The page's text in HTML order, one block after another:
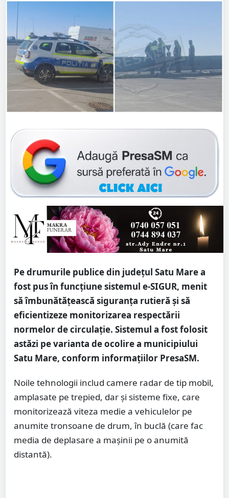
Pe drumurile publice din județul Satu Mare a
fost pus în funcțiune sistemul e-SIGUR, menit
să îmbunătățească siguranța rutieră și să
eficientizeze monitorizarea respectării
normelor de circulație. Sistemul a fost folosit
astăzi pe varianta de ocolire a municipiului
Satu Mare, conform informațiilor PresaSM.
Noile tehnologii includ camere radar de tip mobil,
amplasate pe trepied, dar și sisteme fixe, care
monitorizează viteza medie a vehiculelor pe
anumite tronsoane de drum, în buclă (care fac
media de deplasare a mașinii pe o anumită
distantă).